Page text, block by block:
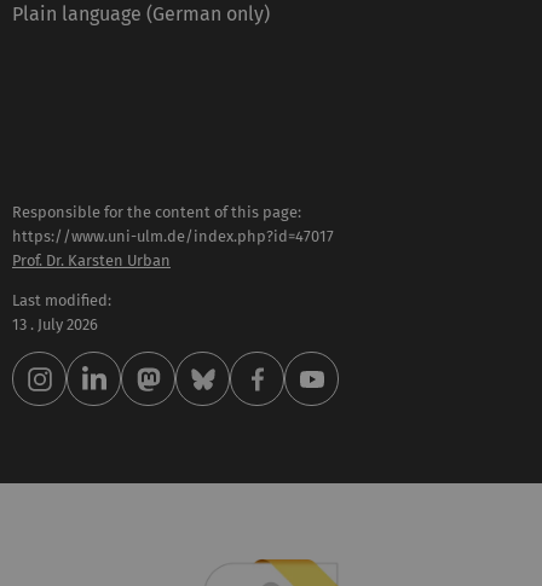
Plain language (German only)
Responsible for the content of this page:
https://www.uni-ulm.de/index.php?id=47017
Prof. Dr. Karsten Urban
Last modified:
13 . July 2026